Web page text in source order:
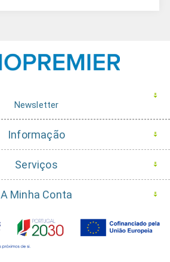
Newsletter
Informação
Serviços
A Minha Conta